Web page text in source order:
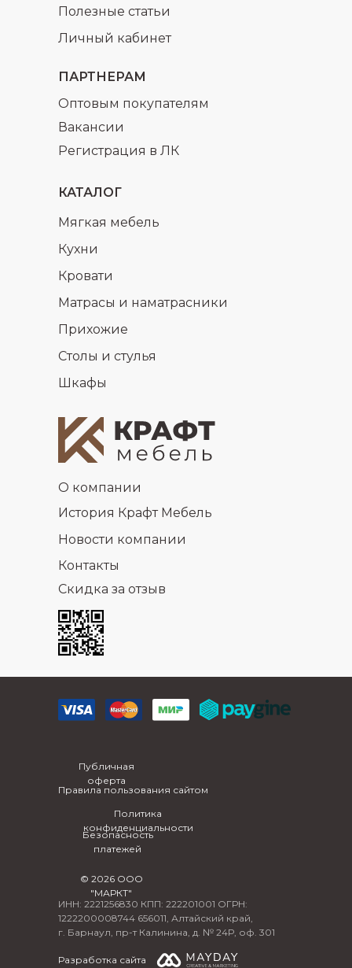
ПАРТНЕРАМ
Регистрация в ЛК
Оптовым покупателям
Вакансии
КАТАЛОГ
Кухни
Мягкая мебель
Кровати
Матрасы и наматрасники
Прихожие
Столы и стулья
Шкафы
Полезные статьи
Личный кабинет
О компании
История Крафт Мебель
Новости компании
Контакты
Скидка за отзыв
Публичная
оферта
Правила пользования сайтом
Политика
конфиденциальности
Безопасность
платежей
© 2026 ООО
"МАРКТ"
ИНН: 2221256830 КПП: 222201001 ОГРН:
1222200008744 656011, Алтайский край,
г. Барнаул, пр-т Калинина, д. № 24Р, оф. 301
Разработка сайта